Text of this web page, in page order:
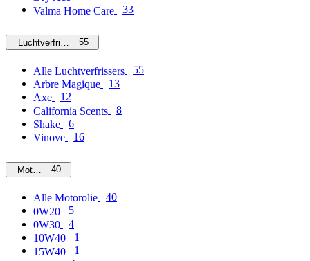
Valma Home Care
33
Luchtverfrissers55
Alle Luchtverfrissers
55
Arbre Magique
13
Axe
12
California Scents
8
Shake
6
Vinove
16
Motorolie40
Alle Motorolie
40
0W20
5
0W30
4
10W40
1
15W40
1